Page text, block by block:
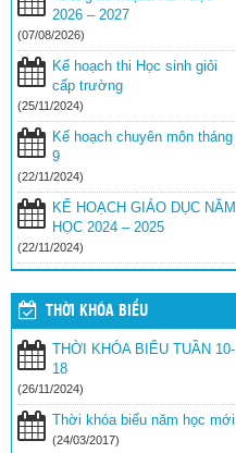
2026 – 2027
(07/08/2026)
Kế hoạch thi Học sinh giỏi
cấp trường
(25/11/2024)
Kế hoạch chuyên môn tháng
9
(22/11/2024)
KẾ HOẠCH GIÁO DỤC NĂM
HỌC 2024 – 2025
(22/11/2024)
THỜI KHÓA BIỂU
THỜI KHÓA BIỂU TUẦN 10-
18
(26/11/2024)
Thời khóa biểu năm học mới
(24/03/2017)